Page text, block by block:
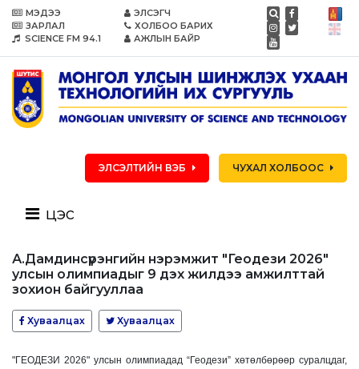
МЭДЭЭ
ЗАРЛАЛ
SCIENCE FM 94.1
ЭЛСЭГЧ
ХОЛБОО БАРИХ
АЖЛЫН БАЙР
ЭЛСЭЛТИЙН ВЭБ ЧУХАЛ ХОЛБООС
цэс
А.Дамдинсүрэнгийн нэрэмжит "Геодези 2026"
улсын олимпиадыг 9 дэх жилдээ амжилттай
зохион байгууллаа
Хуваалцах Хуваалцах
"ГЕОДЕЗИ 2026" улсын олимпиадад “Геодези” хөтөлбөрөөр суралцдаг,